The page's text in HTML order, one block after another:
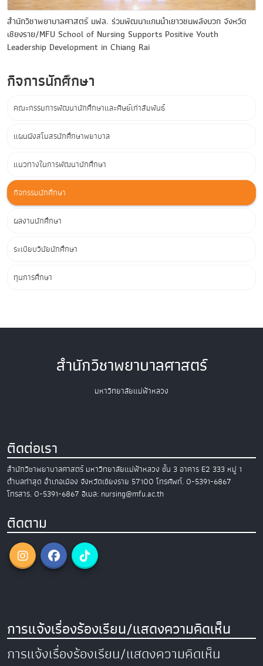
สำนักวิชาพยาบาลศาสตร์ มฟล. ร่วมพัฒนาแกนนำเยาวชนพลังบวก จังหวัด
เชียงราย/MFU School of Nursing Supports Positive Youth
Leadership Development in Chiang Rai
กิจการนักศึกษา
คณะกรรมการพัฒนานักศึกษาและศิษย์เก่าสัมพันธ์
แผนผังสโมสรนักศึกษาพยาบาล
แนวทางในการพัฒนานักศึกษา
กิจกรรมนักศึกษา
ผลงานนักศึกษา
ระเบียบวินัยนักศึกษา
ทุนการศึกษา
สำนักวิชาพยาบาลศาสตร์
มหาวิทยาลัยแม่ฟ้าหลวง
ติดต่อเรา
สำนักวิชาพยาบาลศาสตร์ มหาวิทยาลัยแม่ฟ้าหลวง ชั้น 3 อาคาร E2 333 หมู่ 1
ตำบลท่าสุด อำเภอเมือง จังหวัดเชียงราย 57100 โทรศัพท์. 0-5391-6867
โทรสาร. 0-5391-6867 อีเมล: nursing@mfu.ac.th
ติดตาม
การแจ้งเรื่องร้องเรียน/แสดงความคิดเห็น
การแจ้งเรื่องร้องเรียน/แสดงความคิดเห็น